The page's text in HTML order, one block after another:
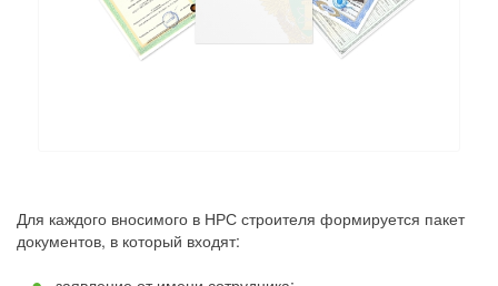
Для каждого вносимого в НРС строителя формируется пакет
документов, в который входят: